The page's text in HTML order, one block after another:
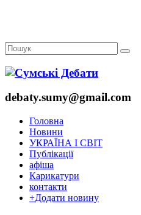
debaty.sumy@gmail.com
Головна
Новини
УКРАЇНА І СВІТ
Публікації
афіша
Карикатури
контакти
+Додати новину